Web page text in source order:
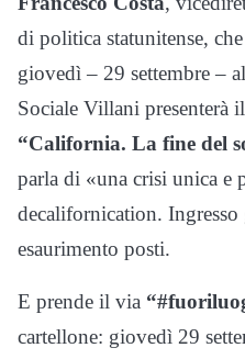
di politica statunitense,
giovedì – 29 settembre –
Sociale Villani presenterà
“California. La fine del
parla di «una crisi unica e
decalifornication.
esaurimento posti.
E prende il via
cartellone: giovedì 29